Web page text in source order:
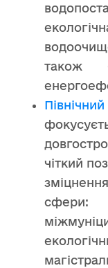
також
чіткий
сфери: